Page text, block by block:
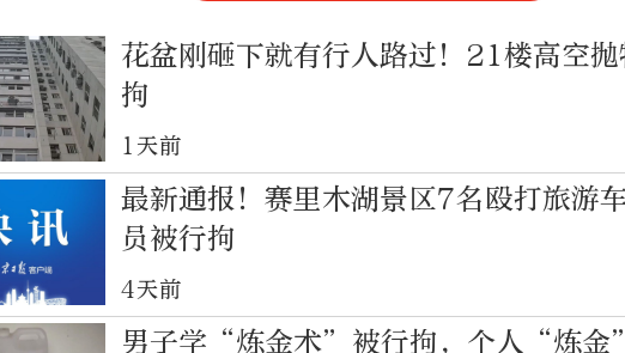
花盆刚砸下就有行人路过！21楼高空
拘
1天前
最新通报！赛里木湖景区7名殴打旅游
员被行拘
4天前
男子学“炼金术”被行拘，个人“炼金